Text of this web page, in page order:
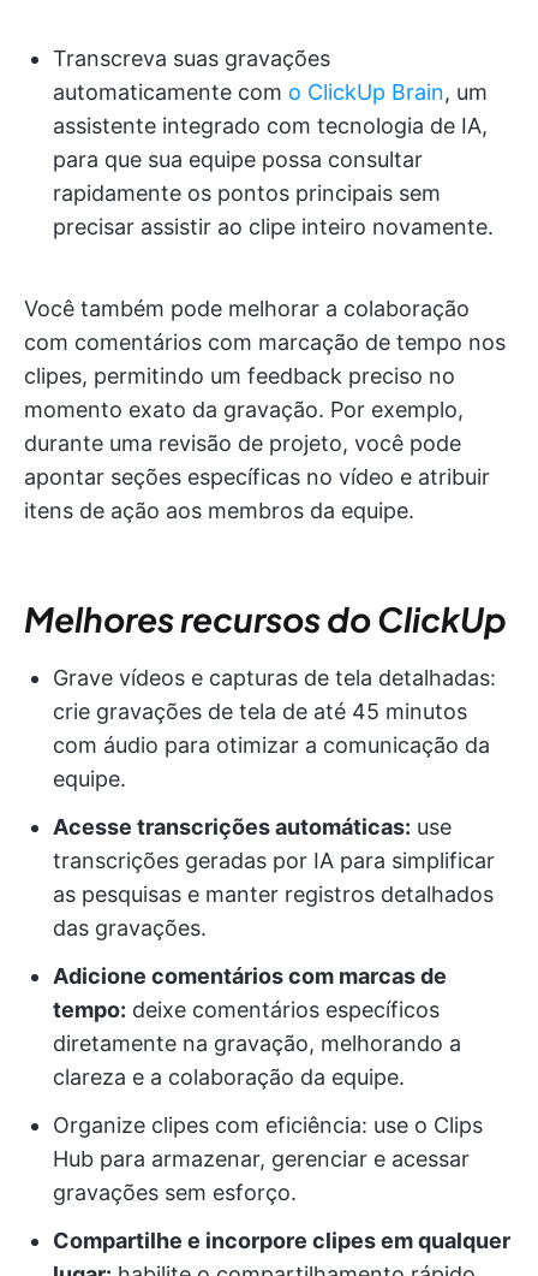
Transcreva suas gravações
automaticamente com o ClickUp Brain, um
assistente integrado com tecnologia de IA,
para que sua equipe possa consultar
rapidamente os pontos principais sem
precisar assistir ao clipe inteiro novamente.
Você também pode melhorar a colaboração
com comentários com marcação de tempo nos
clipes, permitindo um feedback preciso no
momento exato da gravação. Por exemplo,
durante uma revisão de projeto, você pode
apontar seções específicas no vídeo e atribuir
itens de ação aos membros da equipe.
Melhores recursos do ClickUp
Grave vídeos e capturas de tela detalhadas:
crie gravações de tela de até 45 minutos
com áudio para otimizar a comunicação da
equipe.
Acesse transcrições automáticas: use
transcrições geradas por IA para simplificar
as pesquisas e manter registros detalhados
das gravações.
Adicione comentários com marcas de
tempo: deixe comentários específicos
diretamente na gravação, melhorando a
clareza e a colaboração da equipe.
Organize clipes com eficiência: use o Clips
Hub para armazenar, gerenciar e acessar
gravações sem esforço.
Compartilhe e incorpore clipes em qualquer